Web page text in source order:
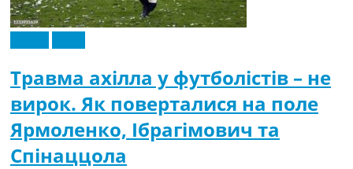
Травма ахілла у футболістів – не
вирок. Як поверталися на поле
Ярмоленко, Ібрагімович та
Спінаццола